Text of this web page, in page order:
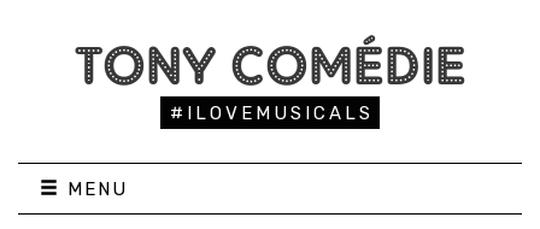
TONY COMÉDIE
#ILOVEMUSICALS
MENU